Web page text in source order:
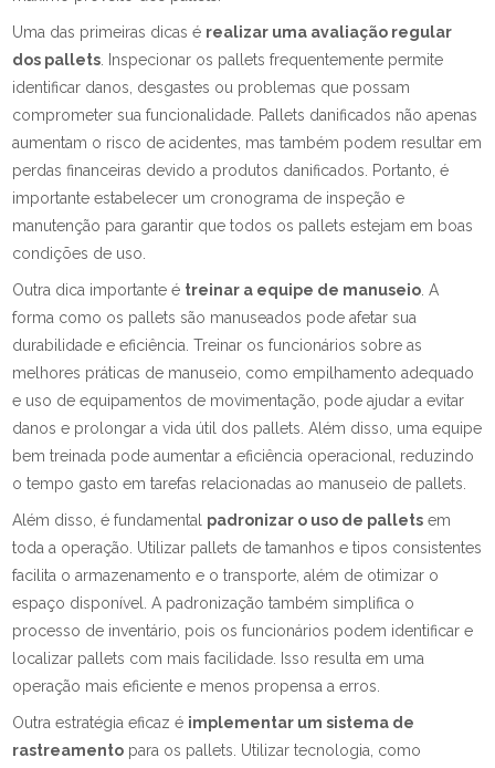
Uma das primeiras dicas é realizar uma avaliação regular
dos pallets . Inspecionar os pallets frequentemente permite
identificar danos, desgastes ou problemas que possam
comprometer sua funcionalidade. Pallets danificados não apenas
aumentam o risco de acidentes, mas também podem resultar em
perdas financeiras devido a produtos danificados. Portanto, é
importante estabelecer um cronograma de inspeção e
manutenção para garantir que todos os pallets estejam em boas
condições de uso.
Outra dica importante é treinar a equipe de manuseio . A
forma como os pallets são manuseados pode afetar sua
durabilidade e eficiência. Treinar os funcionários sobre as
melhores práticas de manuseio, como empilhamento adequado
e uso de equipamentos de movimentação, pode ajudar a evitar
danos e prolongar a vida útil dos pallets. Além disso, uma equipe
bem treinada pode aumentar a eficiência operacional, reduzindo
o tempo gasto em tarefas relacionadas ao manuseio de pallets.
Além disso, é fundamental padronizar o uso de pallets em
toda a operação. Utilizar pallets de tamanhos e tipos consistentes
facilita o armazenamento e o transporte, além de otimizar o
espaço disponível. A padronização também simplifica o
processo de inventário, pois os funcionários podem identificar e
localizar pallets com mais facilidade. Isso resulta em uma
operação mais eficiente e menos propensa a erros.
Outra estratégia eficaz é implementar um sistema de
rastreamento para os pallets. Utilizar tecnologia, como